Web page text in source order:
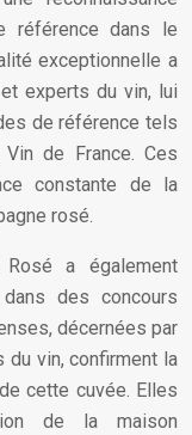
référence dans le
exceptionnelle a
experts du vin, lui
de référence tels
de France. Ces
constante de la
rosé.
a également
des concours
décernées par
vin, confirment la
cette cuvée. Elles
de la maison